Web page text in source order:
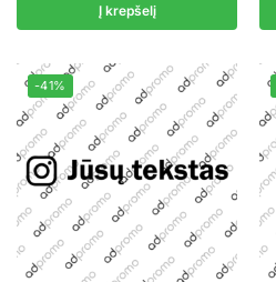
Į krepšelį
-41%